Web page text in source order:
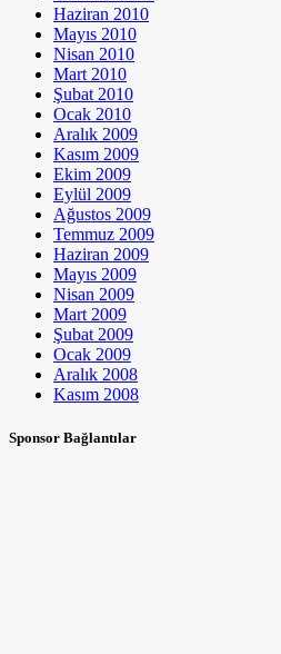
Haziran 2010
Mayıs 2010
Nisan 2010
Mart 2010
Şubat 2010
Ocak 2010
Aralık 2009
Kasım 2009
Ekim 2009
Eylül 2009
Ağustos 2009
Temmuz 2009
Haziran 2009
Mayıs 2009
Nisan 2009
Mart 2009
Şubat 2009
Ocak 2009
Aralık 2008
Kasım 2008
Sponsor Bağlantılar